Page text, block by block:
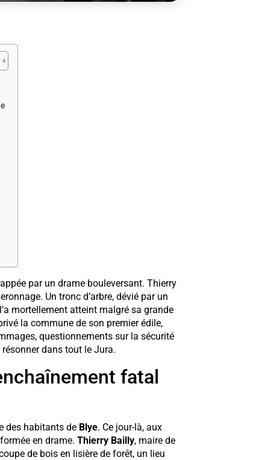
par un drame bouleversant. Thierry
Un tronc d’arbre, dévié par un
mortellement atteint malgré sa grande
la commune de son premier édile,
questionnements sur la sécurité
dans tout le Jura.
fatal
des habitants de Blye. Ce jour-là, aux
en drame. Thierry Bailly, maire de
de bois en lisière de forêt, un lieu